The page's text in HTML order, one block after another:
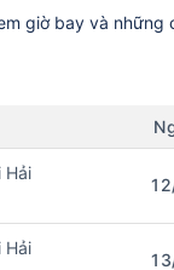
giờ bay và
Hải
Hải